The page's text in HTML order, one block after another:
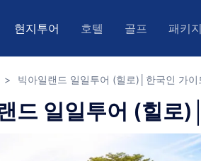
현지투어
스노클링 / 해양 스포츠
호텔
카우아이
빅아일랜드
마우이
골프
카우아이
빅아일랜드
마우이
패키지
> 빅아일랜드 일일투어 (힐로)│한국인 가이
드 일일투어 (힐로